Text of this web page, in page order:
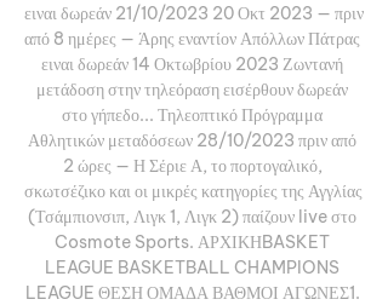
ειναι δωρεάν 21/10/2023 20 Οκτ 2023 — πριν
από 8 ημέρες — Άρης εναντίον Απόλλων Πάτρας
ειναι δωρεάν 14 Οκτωβρίου 2023 Ζωντανή
μετάδοση στην τηλεόραση εισέρθουν δωρεάν
στο γήπεδο... Τηλεοπτικό Πρόγραμμα
Αθλητικών μεταδόσεων 28/10/2023 πριν από
2 ώρες — Η Σέριε Α, το πορτογαλικό,
σκωτσέζικο και οι μικρές κατηγορίες της Αγγλίας
(Τσάμπιονσιπ, Λιγκ 1, Λιγκ 2) παίζουν live στο
Cosmote Sports. ΑΡΧΙΚΗBASKET
LEAGUE BASKETBALL CHAMPIONS
LEAGUE ΘΕΣΗ ΟΜΑΔΑ ΒΑΘΜΟΙ ΑΓΩΝΕΣ1.